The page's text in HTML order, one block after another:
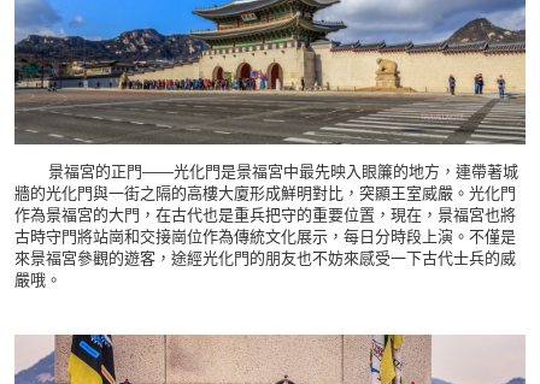
景福宮的正門——光化門是景福宮中最先映入眼簾的地方，連帶著城
牆的光化門與一街之隔的高樓大廈形成鮮明對比，突顯王室威嚴。光化門
作為景福宮的大門，在古代也是重兵把守的重要位置，現在，景福宮也將
古時守門將站崗和交接崗位作為傳統文化展示，每日分時段上演。不僅是
來景福宮參觀的遊客，途經光化門的朋友也不妨來感受一下古代士兵的威
嚴哦。